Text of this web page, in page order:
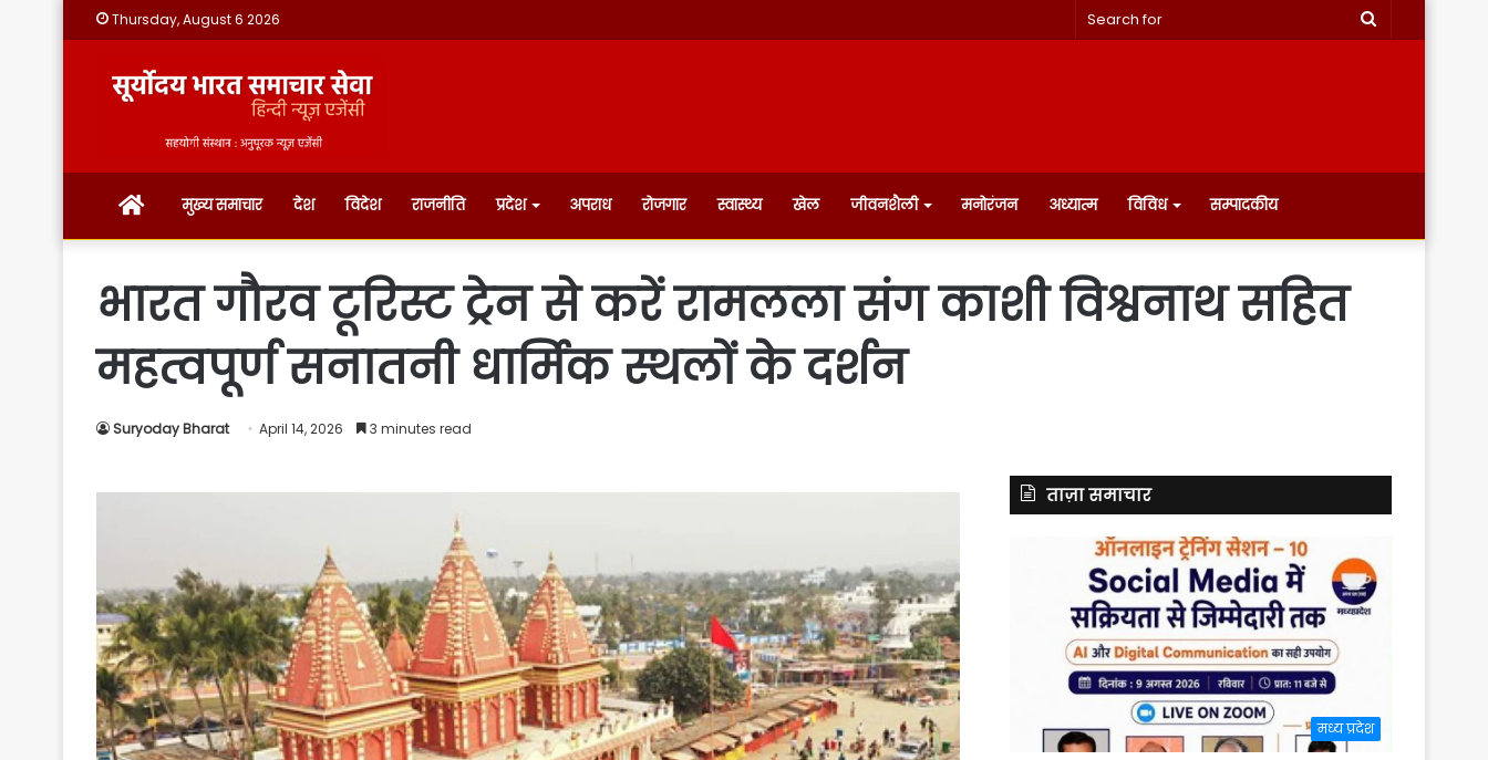
Thursday, August 6 2026
Search
होम मुख्य समाचार देश विदेश राजनीति प्रदेश अपराध रोजगार स्वास्थ्य खेल जीवनशैली मनोरंजन अध्यात्म विविध सम्पादकीय
भारत गौरव टूरिस्ट ट्रेन से करें रामलला संग काशी विश्वनाथ सहित
महत्वपूर्ण सनातनी धार्मिक स्थलों के दर्शन
Suryoday Bharat April 14, 2026 3 minutes read
ताज़ा समाचार
मध्य प्रदेश